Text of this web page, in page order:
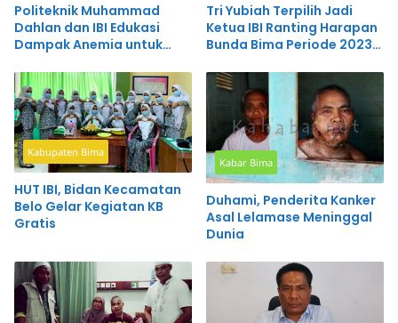
Politeknik Muhammad
Dahlan dan IBI Edukasi
Dampak Anemia untuk
Tri Yubiah Terpilih Jadi
Ketua IBI Ranting Harapan
Bunda Bima Periode 2023–
Kabupaten Bima
HUT IBI, Bidan Kecamatan
Belo Gelar Kegiatan KB
Gratis
Kabar Bima
Duhami, Penderita Kanker
Asal Lelamase Meninggal
Dunia